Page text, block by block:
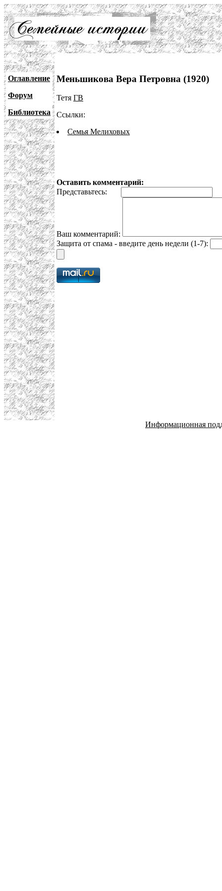
Оглавление
Форум
Библиотека
Меньшикова Вера Петровна (1920)
Тетя ГВ
Ссылки:
Семья Мелиховых
Оставить комментарий:
Представьтесь:
Ваш комментарий:
Защита от спама - введите день недели (1-7):
Информационная